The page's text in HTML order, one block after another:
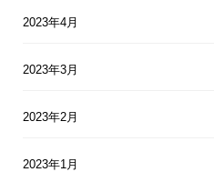
2023年4月
2023年3月
2023年2月
2023年1月